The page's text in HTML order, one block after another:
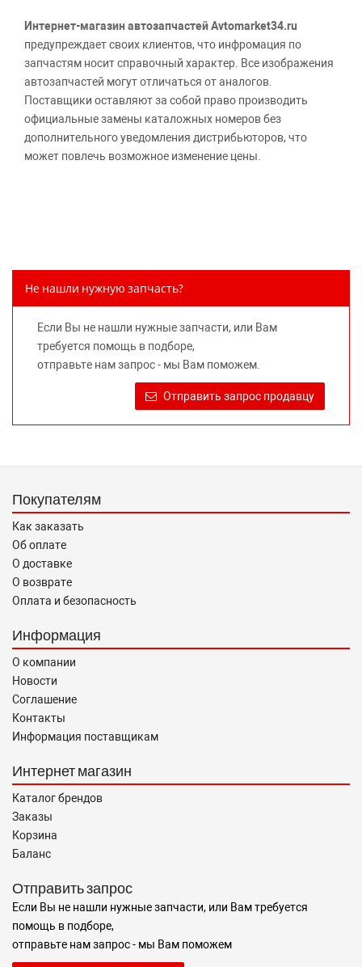
Интернет-магазин автозапчастей Avtomarket34.ru
предупреждает своих клиентов, что инфромация по
запчастям носит справочный характер. Все изображения
автозапчастей могут отличаться от аналогов.
Поставщики оставляют за собой право производить
официальные замены каталожных номеров без
дополнительного уведомления дистрибьюторов, что
может повлечь возможное изменение цены.
предлагаемых к продаже запасных частей для
правообладателей указанных товарных знаков.
Требование предоставлять покупателю необходимую и
достоверную информацию о товаре, предлагаемом к
продаже, обеспечивающую возможность их правильного
выбора возложено на продавца (изготовителя) Законом
«О защите прав потребителей».
Не нашли нужную запчасть?
Если Вы не нашли нужные запчасти, или Вам
требуется помощь в подборе,
отправьте нам запрос - мы Вам поможем.
Отправить запрос продавцу
Покупателям
Как заказать
Об оплате
О доставке
О возврате
Оплата и безопасность
Информация
О компании
Новости
Соглашение
Контакты
Информация поставщикам
Интернет магазин
Каталог брендов
Заказы
Корзина
Баланс
Отправить запрос
Если Вы не нашли нужные запчасти, или Вам требуется
помощь в подборе,
отправьте нам запрос - мы Вам поможем